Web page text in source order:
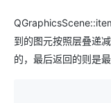
到的图元按照层叠递
的，最后返回的则是最